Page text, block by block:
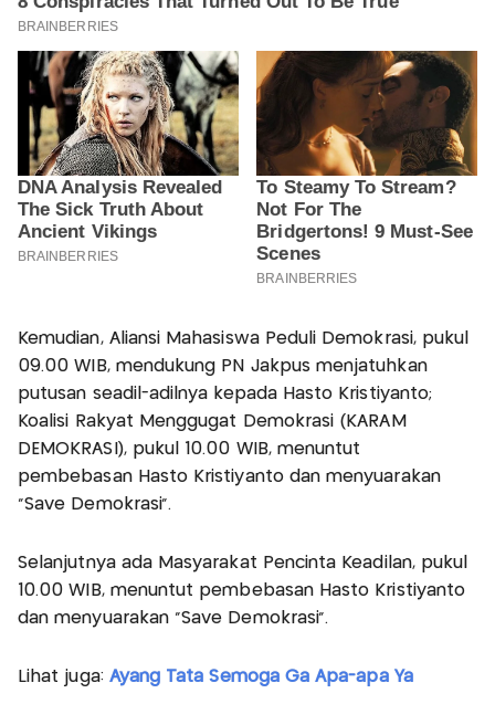
Kemudian, Aliansi Mahasiswa Peduli Demokrasi, pukul
09.00 WIB, mendukung PN Jakpus menjatuhkan
putusan seadil-adilnya kepada Hasto Kristiyanto;
Koalisi Rakyat Menggugat Demokrasi (KARAM
DEMOKRASI), pukul 10.00 WIB, menuntut
pembebasan Hasto Kristiyanto dan menyuarakan
"Save Demokrasi".
Selanjutnya ada Masyarakat Pencinta Keadilan, pukul
10.00 WIB, menuntut pembebasan Hasto Kristiyanto
dan menyuarakan "Save Demokrasi".
Lihat juga: Ayang Tata Semoga Ga Apa-apa Ya